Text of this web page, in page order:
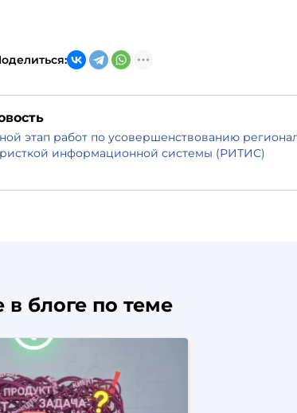
этап работ по усовершенствованию
информационной системы (РИТИС)
в блоге по теме